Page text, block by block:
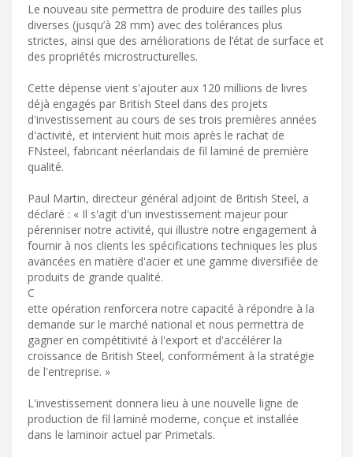
Le nouveau site permettra de produire des tailles plus
diverses (jusqu’à 28 mm) avec des tolérances plus
strictes, ainsi que des améliorations de l’état de surface et
des propriétés microstructurelles.
Cette dépense vient s'ajouter aux 120 millions de livres
déjà engagés par British Steel dans des projets
d'investissement au cours de ses trois premières années
d'activité, et intervient huit mois après le rachat de
FNsteel, fabricant néerlandais de fil laminé de première
qualité.
Paul Martin, directeur général adjoint de British Steel, a
déclaré : « Il s'agit d'un investissement majeur pour
pérenniser notre activité, qui illustre notre engagement à
fournir à nos clients les spécifications techniques les plus
avancées en matière d'acier et une gamme diversifiée de
produits de grande qualité.
C
ette opération renforcera notre capacité à répondre à la
demande sur le marché national et nous permettra de
gagner en compétitivité à l'export et d'accélérer la
croissance de British Steel, conformément à la stratégie
de l'entreprise. »
L'investissement donnera lieu à une nouvelle ligne de
production de fil laminé moderne, conçue et installée
dans le laminoir actuel par Primetals.